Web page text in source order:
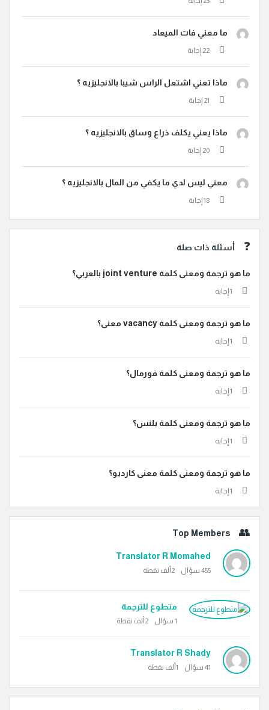
ما معني فات الميعاد
ماذا تعني اشتعل الراس شيبا بالانجليزيه ؟
ماذا يعني يكلف ذراع وساق بالانجليزيه ؟
معني ليس لدي ما يكفي من المال بالانجليزيه ؟
أسئلة ذات صلة
ما هو ترجمة ومعنى كلمة joint venture بالعربي؟
‫1 إجابة
ما هو ترجمة ومعنى كلمة vacancy معنى؟
‫1 إجابة
ما هو ترجمة ومعنى كلمة فورمال؟
‫1 إجابة
ما هو ترجمة ومعنى كلمة بلنس؟
‫1 إجابة
ما هو ترجمة ومعنى كلمة معنى كارديو؟
‫1 إجابة
Top Members
Translator R Momahed
455 سؤال 2ألف نقطة
متطوع للترجمة
1 سؤال 2ألف نقطة
Translator R Shady
41 سؤال 1ألف نقطة